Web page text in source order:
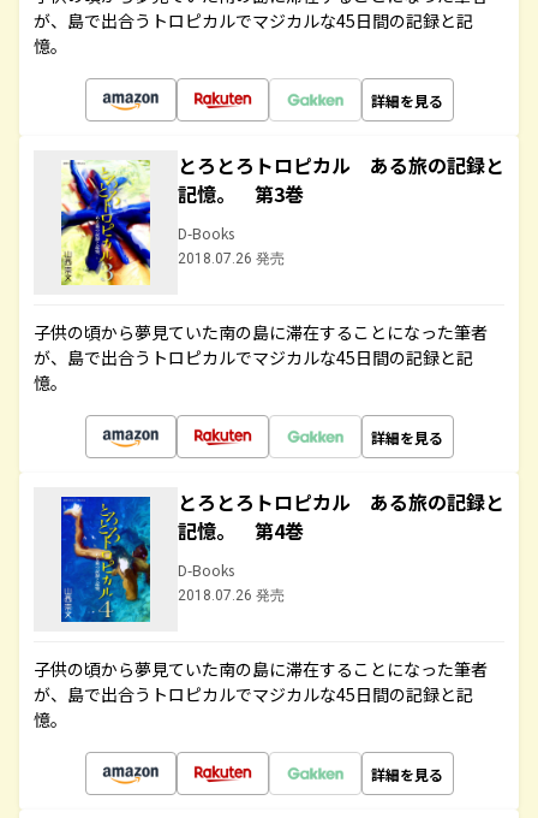
が、島で出合うトロピカルでマジカルな45日間の記録と記
憶。
詳細を見る
とろとろトロピカル ある旅の記録と
記憶。 第3巻
D-Books
2018.07.26 発売
子供の頃から夢見ていた南の島に滞在することになった筆者
が、島で出合うトロピカルでマジカルな45日間の記録と記
憶。
詳細を見る
とろとろトロピカル ある旅の記録と
記憶。 第4巻
D-Books
2018.07.26 発売
子供の頃から夢見ていた南の島に滞在することになった筆者
が、島で出合うトロピカルでマジカルな45日間の記録と記
憶。
詳細を見る